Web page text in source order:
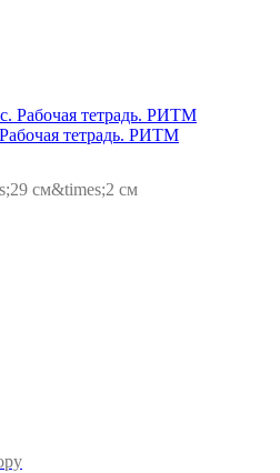
тетрадь. РИТМ
см&times;2 см